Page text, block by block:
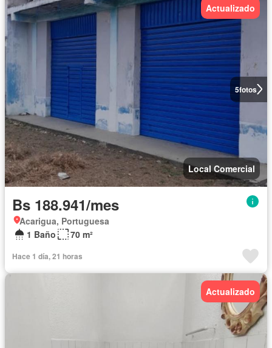
5fotos
Actualizado
Local Comercial
Bs 188.941/mes
Acarigua, Portuguesa
1 Baño
70 m²
Hace 1 día, 21 horas
Actualizado